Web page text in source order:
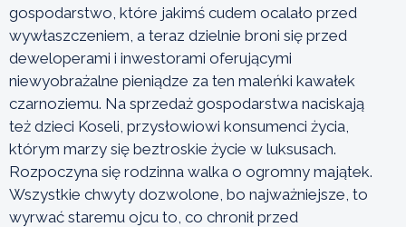
gospodarstwo, które jakimś cudem ocalało przed
wywłaszczeniem, a teraz dzielnie broni się przed
deweloperami i inwestorami oferującymi
niewyobrażalne pieniądze za ten maleńki kawałek
czarnoziemu. Na sprzedaż gospodarstwa naciskają
też dzieci Koseli, przysłowiowi konsumenci życia,
którym marzy się beztroskie życie w luksusach.
Rozpoczyna się rodzinna walka o ogromny majątek.
Wszystkie chwyty dozwolone, bo najważniejsze, to
wyrwać staremu ojcu to, co chronił przed